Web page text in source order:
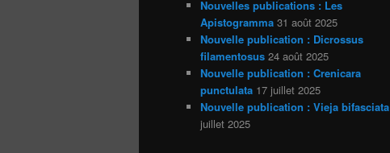
Nouvelles publications : Les
Apistogramma 31 août 2025
Nouvelle publication : Dicrossus
filamentosus 24 août 2025
Nouvelle publication : Crenicara
punctulata 17 juillet 2025
Nouvelle publication : Vieja bifasciata
juillet 2025